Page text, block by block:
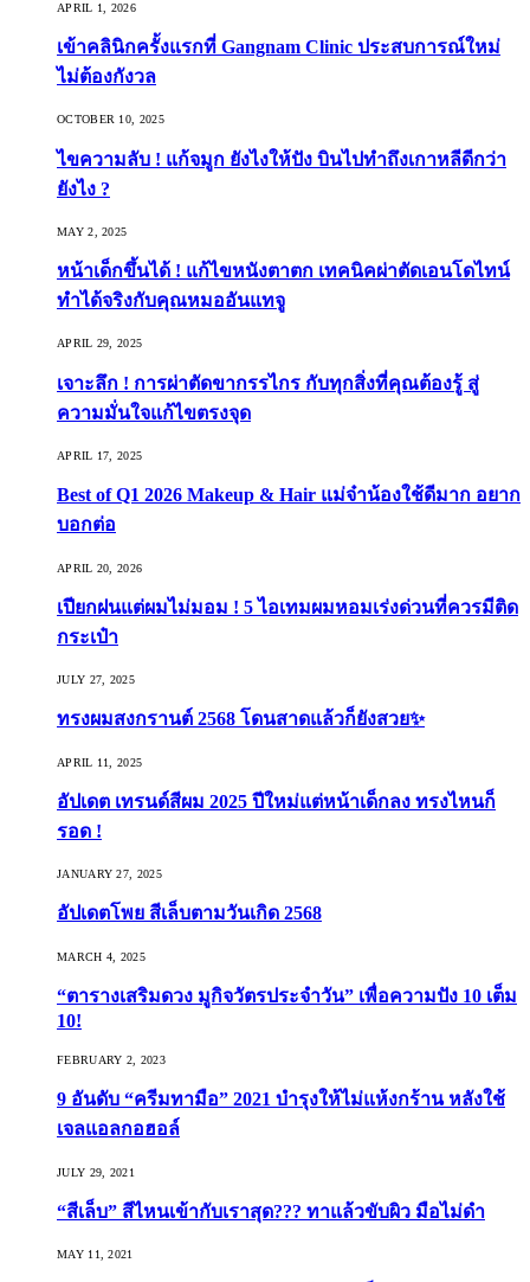
APRIL 1, 2026
เข้าคลินิกครั้งแรกที่ Gangnam Clinic ประสบการณ์ใหม่
ไม่ต้องกังวล
OCTOBER 10, 2025
ไขความลับ ! แก้จมูก ยังไงให้ปัง บินไปทำถึงเกาหลีดีกว่า
ยังไง ?
MAY 2, 2025
หน้าเด็กขึ้นได้ ! แก้ไขหนังตาตก เทคนิคผ่าตัดเอนโดไทน์
ทำได้จริงกับคุณหมออันแทจู
APRIL 29, 2025
เจาะลึก ! การผ่าตัดขากรรไกร กับทุกสิ่งที่คุณต้องรู้ สู่
ความมั่นใจแก้ไขตรงจุด
APRIL 17, 2025
Best of Q1 2026 Makeup & Hair แม่จ๋าน้องใช้ดีมาก อยาก
บอกต่อ
APRIL 20, 2026
เปียกฝนแต่ผมไม่มอม ! 5 ไอเทมผมหอมเร่งด่วนที่ควรมีติด
กระเป๋า
JULY 27, 2025
ทรงผมสงกรานต์ 2568 โดนสาดแล้วก็ยังสวย✨
APRIL 11, 2025
อัปเดต เทรนด์สีผม 2025 ปีใหม่แต่หน้าเด็กลง ทรงไหนก็
รอด !
JANUARY 27, 2025
อัปเดตโพย สีเล็บตามวันเกิด 2568
MARCH 4, 2025
“ตารางเสริมดวง มูกิจวัตรประจำวัน” เพื่อความปัง 10 เต็ม
10!
FEBRUARY 2, 2023
9 อันดับ “ครีมทามือ” 2021 บำรุงให้ไม่แห้งกร้าน หลังใช้
เจลแอลกอฮอล์
JULY 29, 2021
“สีเล็บ” สีไหนเข้ากับเราสุด??? ทาแล้วขับผิว มือไม่ดำ
MAY 11, 2021